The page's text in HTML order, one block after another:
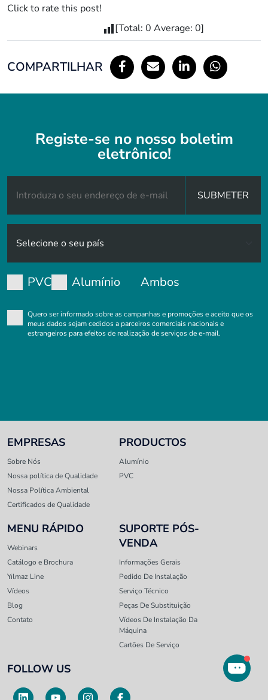
Click to rate this post!
[Total: 0 Average: 0]
COMPARTILHAR
Registe-se no nosso boletim
eletrônico!
SUBMETER
PVC Alumínio Ambos
Quero ser informado sobre as campanhas e promoções e aceito que os
meus dados sejam cedidos a parceiros comerciais nacionais e
estrangeiros para efeitos de realização de serviços de e-mail.
EMPRESAS
Sobre Nós
Nossa política de Qualidade
Nossa Política Ambiental
Certificados de Qualidade
PRODUCTOS
Alumínio
PVC
MENU RÁPIDO
Webinars
Catálogo e Brochura
Yılmaz Line
Vídeos
Blog
Contato
SUPORTE PÓS-
VENDA
Informações Gerais
Pedido De Instalação
Serviço Técnico
Peças De Substituição
Vídeos De Instalação Da
Máquina
Cartões De Serviço
FOLLOW US